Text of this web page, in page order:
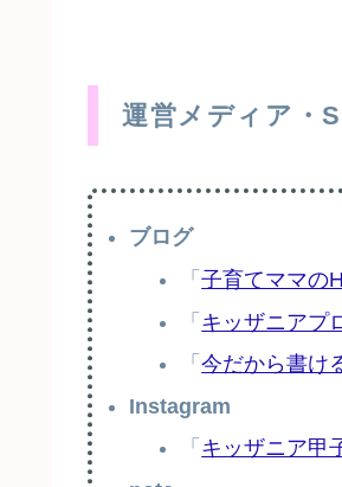
運営メディア・
ブログ
「子育てママの
「 キッザニアプ
「今だから書け
Instagram
「 キッザニア甲